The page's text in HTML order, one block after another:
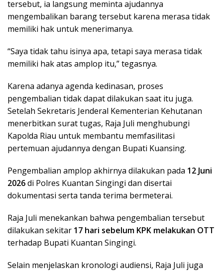
tersebut, ia langsung meminta ajudannya
mengembalikan barang tersebut karena merasa tidak
memiliki hak untuk menerimanya.
“Saya tidak tahu isinya apa, tetapi saya merasa tidak
memiliki hak atas amplop itu,” tegasnya.
Karena adanya agenda kedinasan, proses
pengembalian tidak dapat dilakukan saat itu juga.
Setelah Sekretaris Jenderal Kementerian Kehutanan
menerbitkan surat tugas, Raja Juli menghubungi
Kapolda Riau untuk membantu memfasilitasi
pertemuan ajudannya dengan Bupati Kuansing.
Pengembalian amplop akhirnya dilakukan pada 12 Juni
2026di Polres Kuantan Singingi dan disertai
dokumentasi serta tanda terima bermeterai.
Raja Juli menekankan bahwa pengembalian tersebut
dilakukan sekitar 17 hari sebelum KPK melakukan OTT
terhadap Bupati Kuantan Singingi.
Selain menjelaskan kronologi audiensi, Raja Juli juga